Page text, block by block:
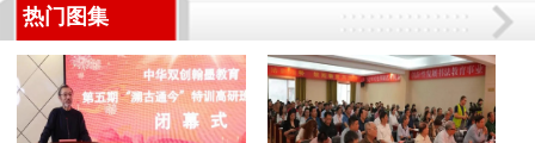
热门图集